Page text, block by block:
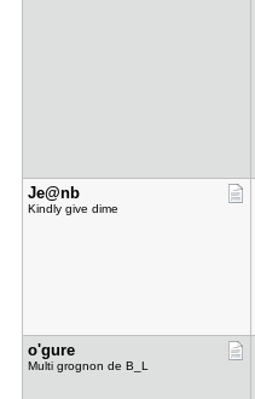
Je@nb
Kindly give dime
o'gure
Multi grognon de B_L